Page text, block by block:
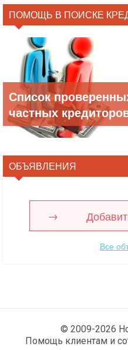
ПОМОЩЬ В ПОИСКЕ
Список
частных
ОБЪЯВЛЕНИЯ
Все
© 2009-2026
Помощь клиентам и